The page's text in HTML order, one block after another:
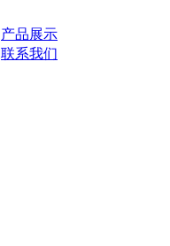
产品展示
联系我们